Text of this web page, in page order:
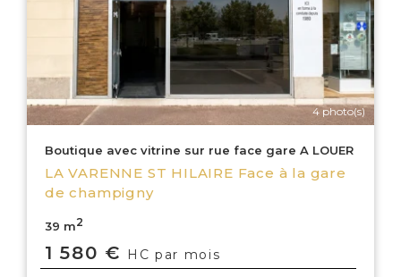
4 photo(s)
Boutique avec vitrine sur rue face gare A LOUER
LA VARENNE ST HILAIRE Face à la gare
de champigny
39 m2
1 580 € HC par mois